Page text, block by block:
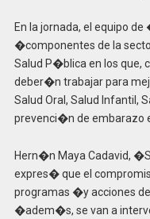
En la jornada, el equipo
�componentes de la
Salud P�blica en los que,
deber�n trabajar para
Salud Oral, Salud Infantil,
prevenci�n de embarazo
Hern�n Maya Cadavid,
expres� que el
programas �y acciones
�adem�s, se van a